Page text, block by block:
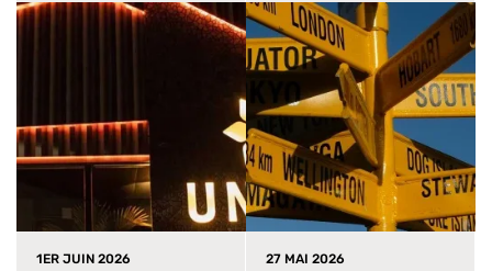
1ER JUIN 2026 27 MAI 2026